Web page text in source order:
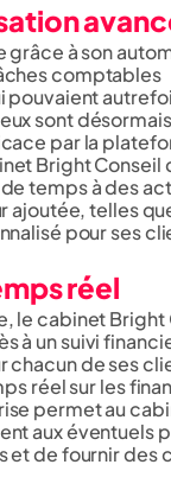
grâce à son
comptables
pouvaient
sont
par la
Bright Conseil
temps à des
ajoutée, telles
pour ses
réel
le cabinet Bright
à un suivi
chacun de ses
réel sur les
permet au
aux éventuels
et de fournir des